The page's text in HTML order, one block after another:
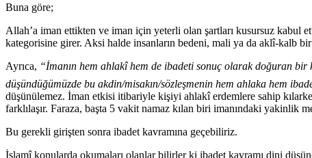
Buna göre;
Allah’a iman ettikten ve iman için yeterli olan şartları kusursuz kabul
kategorisine girer. Aksi halde insanların bedeni, mali ya da aklî-kalb
Ayrıca, “İmanın hem ahlakî hem de ibadeti sonuç olarak doğuran bir
düşündüğümüzde bu akdin/misakın/sözleşmenin hem ahlaka hem
düşünülemez. İman etkisi itibariyle kişiyi ahlakî erdemlere sahip
farklılaşır. Faraza, başta 5 vakit namaz kılan biri imanındaki yakinlik
Bu gerekli girişten sonra ibadet kavramına geçebiliriz.
İslamî konularda okumaları olanlar bilirler ki ibadet kavramı dini